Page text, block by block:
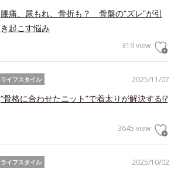
腰痛、尿もれ、骨折も？ 骨盤の“ズレ”が引
き起こす悩み
319 view
2025/11/07
ライフスタイル
“骨格に合わせたニット”で着太りが解決する!?
3645 view
2025/10/02
ライフスタイル